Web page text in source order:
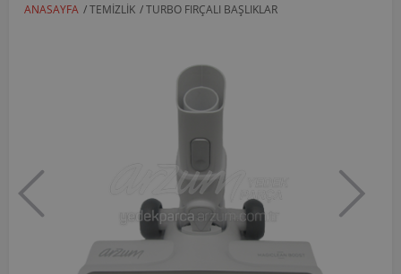
ANASAYFA /TEMIZLIK /TURBO FIRÇALI BAŞLIKLAR